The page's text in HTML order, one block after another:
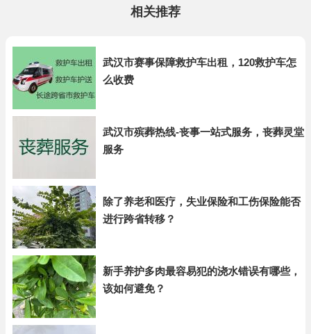
相关推荐
武汉市赛事保障救护车出租，120救护车怎
么收费
武汉市殡葬热线-丧事一站式服务，丧葬灵堂
服务
除了养老和医疗，失业保险和工伤保险能否
进行跨省转移？
新手养护多肉最容易犯的浇水错误有哪些，
该如何避免？